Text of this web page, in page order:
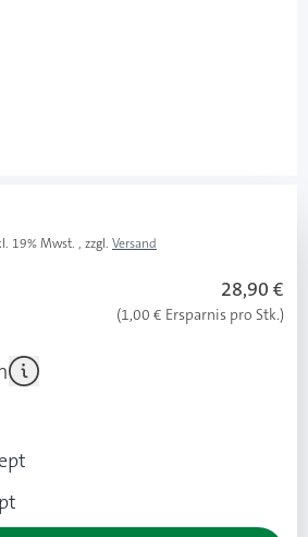
19% Mwst. , zzgl. Versand
28,90 €
(1,00 € Ersparnis pro Stk.)